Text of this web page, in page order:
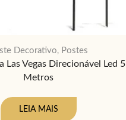
Decorativo, Postes
Las Vegas Direcionável Led 5
Metros
LEIA MAIS